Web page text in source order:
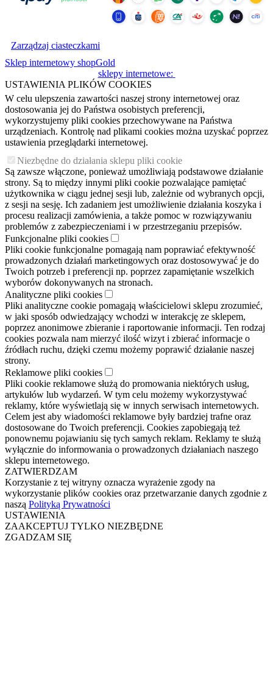
Zarządzaj ciasteczkami
Sklep internetowy shopGold
sklepy internetowe:
USTAWIENIA PLIKÓW COOKIES
W celu ulepszenia zawartości naszej strony internetowej oraz
dostosowania jej do Państwa osobistych preferencji,
wykorzystujemy pliki cookies przechowywane na Państwa
urządzeniach. Kontrolę nad plikami cookies można uzyskać poprzez
ustawienia przeglądarki internetowej.
Niezbędne do działania sklepu pliki cookie
Są zawsze włączone, ponieważ umożliwiają podstawowe działanie
strony. Są to między innymi pliki cookie pozwalające pamiętać
użytkownika w ciągu jednej sesji lub, zależnie od wybranych opcji,
z sesji na sesję. Ich zadaniem jest umożliwienie działania koszyka i
procesu realizacji zamówienia, a także pomoc w rozwiązywaniu
problemów z zabezpieczeniami i w przestrzeganiu przepisów.
Funkcjonalne pliki cookies
Pliki cookie funkcjonalne pomagają nam poprawiać efektywność
prowadzonych działań marketingowych oraz dostosowywać je do
Twoich potrzeb i preferencji np. poprzez zapamiętanie wszelkich
wyborów dokonywanych na stronach.
Analityczne pliki cookies
Pliki analityczne cookie pomagają właścicielowi sklepu zrozumieć,
w jaki sposób odwiedzający wchodzi w interakcję ze sklepem,
poprzez anonimowe zbieranie i raportowanie informacji. Ten rodzaj
cookies pozwala nam mierzyć ilość wizyt i zbierać informacje o
źródłach ruchu, dzięki czemu możemy poprawić działanie naszej
strony.
Reklamowe pliki cookies
Pliki cookie reklamowe służą do promowania niektórych usług,
artykułów lub wydarzeń. W tym celu możemy wykorzystywać
reklamy, które wyświetlają się w innych serwisach internetowych.
Celem jest aby wiadomości reklamowe były bardziej trafne oraz
dostosowane do Twoich preferencji. Cookies zapobiegają też
ponownemu pojawianiu się tych samych reklam. Reklamy te służą
wyłącznie do informowania o prowadzonych działaniach naszego
sklepu internetowego.
ZATWIERDZAM
Korzystanie z tej witryny oznacza wyrażenie zgody na
wykorzystanie plików cookies oraz przetwarzanie danych zgodnie z
naszą Polityką Prywatności
USTAWIENIA
ZAAKCEPTUJ TYLKO NIEZBĘDNE
ZGADZAM SIĘ